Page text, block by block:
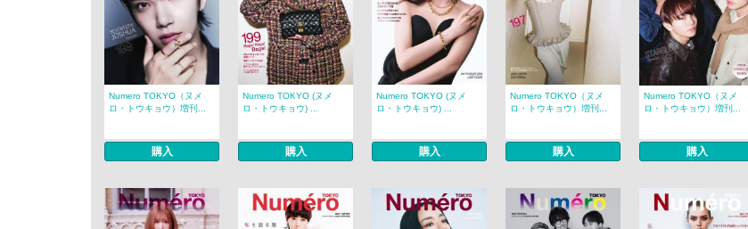
Numero TOKYO（ヌメ
ロ・トウキョウ）増刊...
購入
Numero TOKYO (ヌメ
ロ・トウキョウ) ...
購入
Numero TOKYO (ヌメ
ロ・トウキョウ) ...
購入
Numero TOKYO（ヌメ
ロ・トウキョウ）増刊...
購入
Numero TOKYO（ヌメ
ロ・トウキョウ）増刊...
購入